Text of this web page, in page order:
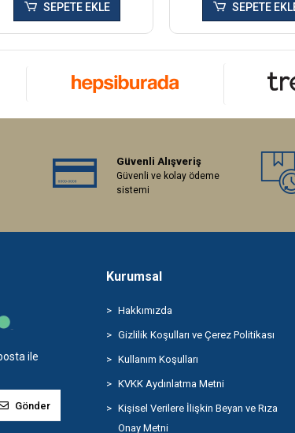
SEPETE EKLE SEPETE
Güvenli Alışveriş
Güvenli ve kolay ödeme
sistemi
ile
Gönder
Kurumsal
Hakkımızda
Gizlilik Koşulları ve Çerez Politikası
Kullanım Koşulları
KVKK Aydınlatma Metni
Kişisel Verilere İlişkin Beyan ve Rıza
Onay Metni